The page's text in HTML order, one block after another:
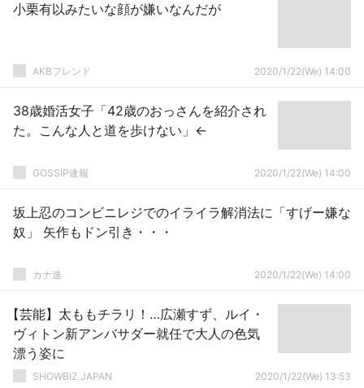
小栗有以みたいな顔が嫌いなんだが
AKBフレンド 2020/1/22(We) 14:00
38歳婚活女子「42歳のおっさんを紹介され
た。こんな人と道を歩けない」←
GOSSIP速報 2020/1/22(We) 14:00
坂上忍のコンビニレジでのイライラ解消法に「すげー嫌な
奴」 矢作もドン引き・・・
カナ速 2020/1/22(We) 14:00
【芸能】太ももチラリ！…広瀬すず、ルイ・
ヴィトン新アンバサダー就任で大人の色気
漂う姿に
SHOWBIZ JAPAN 2020/1/22(We) 13:53